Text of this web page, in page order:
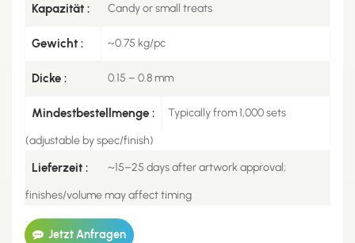
Kapazität : Candy or small treats
Gewicht : ~0.75 kg/pc
Dicke : 0.15 – 0.8 mm
Mindestbestellmenge : Typically from 1,000 sets
(adjustable by spec/finish)
Lieferzeit : ~15–25 days after artwork approval;
finishes/volume may affect timing
Jetzt Anfragen